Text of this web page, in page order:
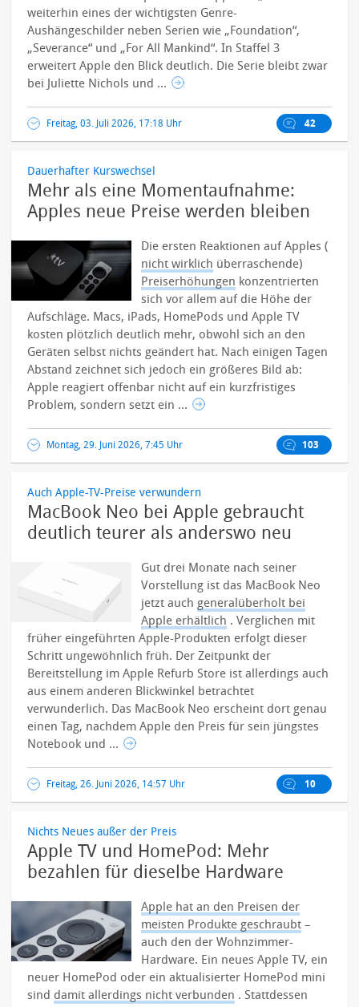
weiterhin eines der wichtigsten Genre-
Aushängeschilder neben Serien wie „Foundation“,
„Severance“ und „For All Mankind“.In Staffel 3
erweitert Apple den Blick deutlich. Die Serie bleibt zwar
bei Juliette Nichols und ...
Freitag, 03. Juli 2026, 17:18 Uhr 42
Dauerhafter Kurswechsel
Mehr als eine Momentaufnahme:
Apples neue Preise werden bleiben
Die ersten Reaktionen auf Apples (
nicht wirklich überraschende)
Preiserhöhungen konzentrierten
sich vor allem auf die Höhe der
Aufschläge. Macs, iPads, HomePods und Apple TV
kosten plötzlich deutlich mehr, obwohl sich an den
Geräten selbst nichts geändert hat. Nach einigen Tagen
Abstand zeichnet sich jedoch ein größeres Bild ab:
Apple reagiert offenbar nicht auf ein kurzfristiges
Problem, sondern setzt ein ...
Montag, 29. Juni 2026, 7:45 Uhr 103
Auch Apple-TV-Preise verwundern
MacBook Neo bei Apple gebraucht
deutlich teurer als anderswo neu
Gut drei Monate nach seiner
Vorstellung ist das MacBook Neo
jetzt auch generalüberholt bei
Apple erhältlich . Verglichen mit
früher eingeführten Apple-Produkten erfolgt dieser
Schritt ungewöhnlich früh. Der Zeitpunkt der
Bereitstellung im Apple Refurb Store ist allerdings auch
aus einem anderen Blickwinkel betrachtet
verwunderlich. Das MacBook Neo erscheint dort genau
einen Tag, nachdem Apple den Preis für sein jüngstes
Notebook und ...
Freitag, 26. Juni 2026, 14:57 Uhr 10
Nichts Neues außer der Preis
Apple TV und HomePod: Mehr
bezahlen für dieselbe Hardware
Apple hat an den Preisen der
meisten Produkte geschraubt –
auch den der Wohnzimmer-
Hardware. Ein neues Apple TV, ein
neuer HomePod oder ein aktualisierter HomePod mini
sind damit allerdings nicht verbunden . Stattdessen